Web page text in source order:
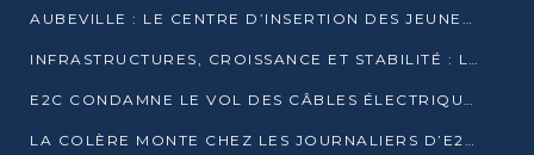
AUBEVILLE : LE CENTRE D’INSERTION DES JEUNES PRÊT À OUVRIR SES PORTES
INFRASTRUCTURES, CROISSANCE ET STABILITÉ : LA GUINÉE AFFÛTE SES AMBITIONS
E2C CONDAMNE LE VOL DES CÂBLES ÉLECTRIQUES APRÈS UNE VIDÉO VIRALE
LA COLÈRE MONTE CHEZ LES JOURNALIERS D’E2C QUI DÉNONCENT 20 ANS DE PRÉCARITÉ